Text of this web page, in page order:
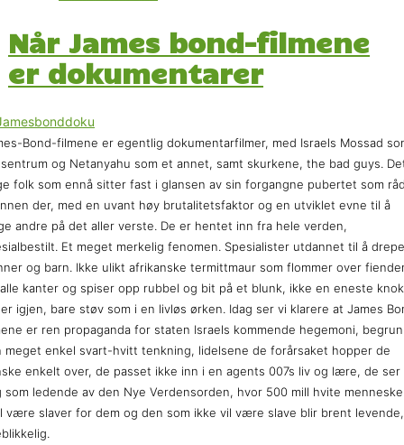
Når James bond-filmene
er dokumentarer
Bond-filmene er egentlig dokumentarfilmer, med Israels Mossad
og Netanyahu som et annet, samt skurkene, the bad guys.
folk som ennå sitter fast i glansen av sin forgangne pubertet som
der, med en uvant høy brutalitetsfaktor og en utviklet evne til å
andre på det aller verste. De er hentet inn fra hele verden,
Et meget merkelig fenomen. Spesialister utdannet til å drepe
og barn. Ikke ulikt afrikanske termittmaur som flommer over
kanter og spiser opp rubbel og bit på et blunk, ikke en eneste
igjen, bare støv som i en livløs ørken. Idag ser vi klarere at James
er ren propaganda for staten Israels kommende hegemoni,
meget enkel svart-hvitt tenkning, lidelsene de forårsaket hopper de
enkelt over, de passet ikke inn i en agents 007s liv og lære, de ser
som ledende av den Nye Verdensorden, hvor 500 mill hvite
være slaver for dem og den som ikke vil være slave blir brent levende,